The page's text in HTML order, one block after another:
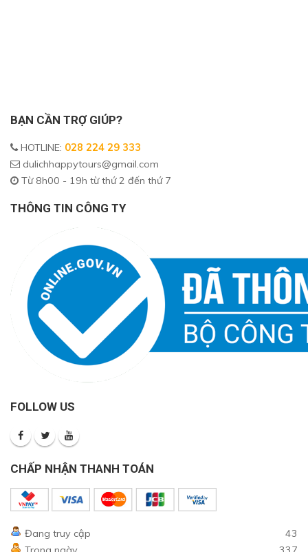
BẠN CẦN TRỢ GIÚP?
HOTLINE: 028 224 29 333
dulichhappytours@gmail.com
Từ 8h00 - 19h từ thứ 2 đến thứ 7
THÔNG TIN CÔNG TY
FOLLOW US
CHẤP NHẬN THANH TOÁN
Đang truy cập
43